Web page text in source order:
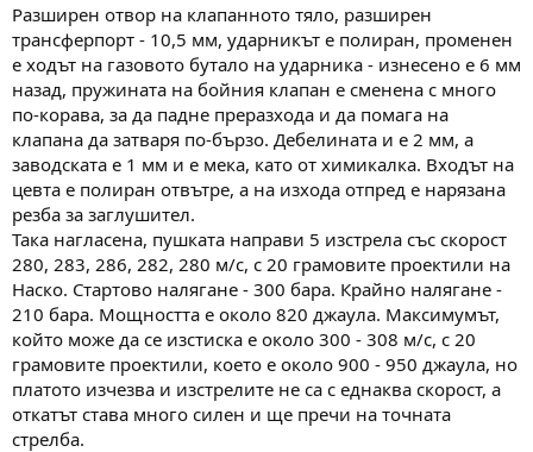
Разширен отвор на клапанното тяло, разширен
трансферпорт - 10,5 мм, ударникът е полиран, променен
е ходът на газовото бутало на ударника - изнесено е 6 мм
назад, пружината на бойния клапан е сменена с много
по-корава, за да падне преразхода и да помага на
клапана да затваря по-бързо. Дебелината и е 2 мм, а
заводската е 1 мм и е мека, като от химикалка. Входът на
цевта е полиран отвътре, а на изхода отпред е нарязана
резба за заглушител.
Така нагласена, пушката направи 5 изстрела със скорост
280, 283, 286, 282, 280 м/с, с 20 грамовите проектили на
Наско. Стартово налягане - 300 бара. Крайно налягане -
210 бара. Мощността е около 820 джаула. Максимумът,
който може да се изстиска е около 300 - 308 м/с, с 20
грамовите проектили, което е около 900 - 950 джаула, но
платото изчезва и изстрелите не са с еднаква скорост, а
откатът става много силен и ще пречи на точната
стрелба.